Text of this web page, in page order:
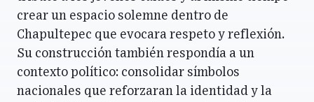
crear un espacio solemne dentro de
Chapultepec que evocara respeto y reflexión.
Su construcción también respondía a un
contexto político: consolidar símbolos
nacionales que reforzaran la identidad y la